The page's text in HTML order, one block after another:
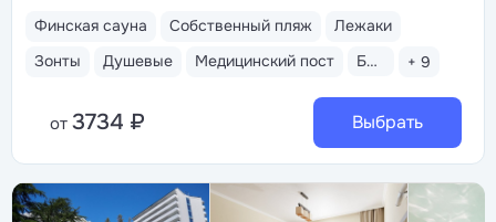
Финская сауна Собственный пляж
Лежаки
Зонты
Душевые Медицинский пост Бассейн открытый + 9
от 3734 ₽ Выбрать